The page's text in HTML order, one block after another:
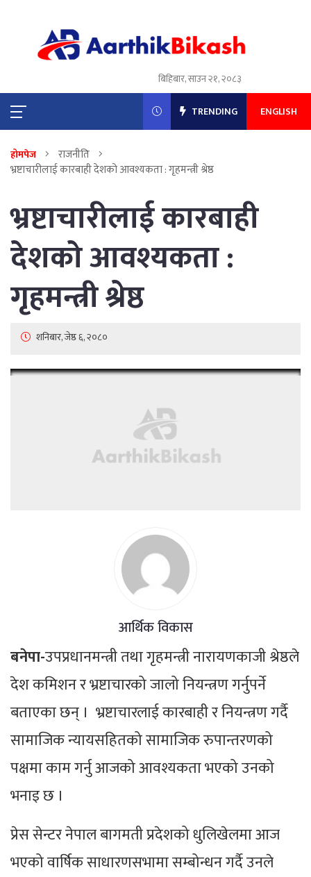
बिहिबार, साउन २१, २०८३
TRENDING ENGLISH
होमपेज
राजनीति
भ्रष्टाचारीलाई कारबाही देशको आवश्यकता : गृहमन्त्री श्रेष्ठ
भ्रष्टाचारीलाई कारबाही
देशको आवश्यकता :
गृहमन्त्री श्रेष्ठ
शनिबार, जेष्ठ ६, २०८०
आर्थिक विकास
बनेपा-उपप्रधानमन्त्री तथा गृहमन्त्री नारायणकाजी श्रेष्ठले
देश कमिशन र भ्रष्टाचारको जालो नियन्त्रण गर्नुपर्ने
बताएका छन् । भ्रष्टाचारलाई कारबाही र नियन्त्रण गर्दै
सामाजिक न्यायसहितको सामाजिक रुपान्तरणको
पक्षमा काम गर्नु आजको आवश्यकता भएको उनको
भनाइ छ ।
प्रेस सेन्टर नेपाल बागमती प्रदेशको धुलिखेलमा आज
भएको वार्षिक साधारणसभामा सम्बोन्धन गर्दै उनले